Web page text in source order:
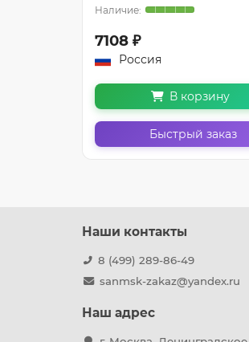
7108 ₽
Россия
В корзину
Быстрый заказ
Наши контакты
8 (499) 289-86-49
sanmsk-zakaz@yandex.ru
Наш адрес